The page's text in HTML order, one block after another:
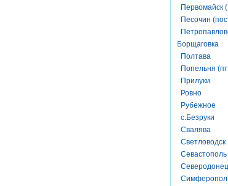
Первомайск
Песочин
Борщаговка
Полтава
Попельня
Прилуки
Ровно
Рубежное
с.Безруки
Свалява
Светловодск
Севастополь